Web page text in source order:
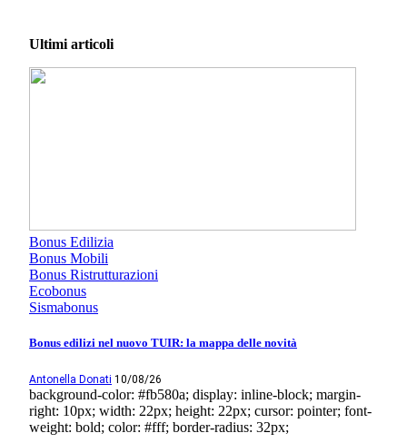
Ultimi articoli
Bonus Edilizia
Bonus Mobili
Bonus Ristrutturazioni
Ecobonus
Sismabonus
Bonus edilizi nel nuovo TUIR: la mappa delle novità
Antonella Donati 10/08/26
background-color: #fb580a; display: inline-block; margin-
right: 10px; width: 22px; height: 22px; cursor: pointer; font-
weight: bold; color: #fff; border-radius: 32px;